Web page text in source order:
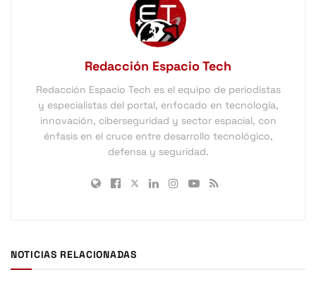
Redacción Espacio Tech
Redacción Espacio Tech es el equipo de periodistas
y especialistas del portal, enfocado en tecnología,
innovación, ciberseguridad y sector espacial, con
énfasis en el cruce entre desarrollo tecnológico,
defensa y seguridad.
NOTICIAS RELACIONADAS